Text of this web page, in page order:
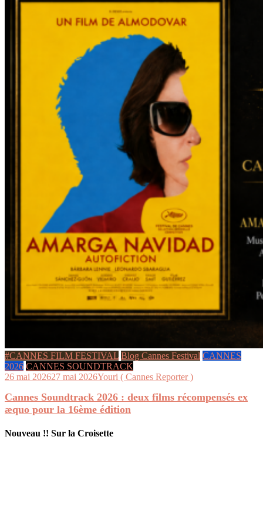
#CANNES FILM FESTIVAL Blog Cannes Festival CANNES
2026 CANNES SOUNDTRACK
26 mai 202627 mai 2026Youri ( Cannes Reporter )
Cannes Soundtrack 2026 : deux films récompensés ex
æquo pour la 16ème édition
Nouveau !! Sur la Croisette